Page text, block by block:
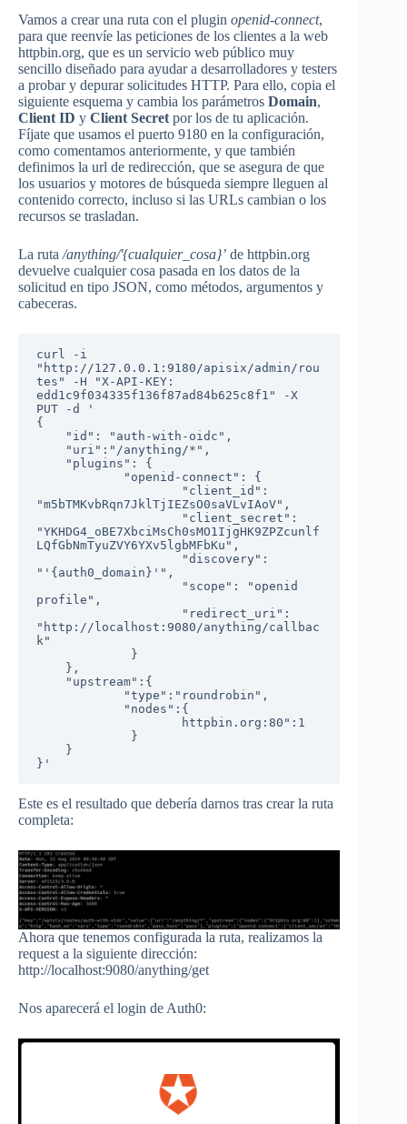
Vamos a crear una ruta con el plugin openid-connect,
para que reenvíe las peticiones de los clientes a la web
httpbin.org, que es un servicio web público muy
sencillo diseñado para ayudar a desarrolladores y testers
a probar y depurar solicitudes HTTP. Para ello, copia el
siguiente esquema y cambia los parámetros Domain,
Client ID y Client Secret por los de tu aplicación.
Fíjate que usamos el puerto 9180 en la configuración,
como comentamos anteriormente, y que también
definimos la url de redirección, que se asegura de que
los usuarios y motores de búsqueda siempre lleguen al
contenido correcto, incluso si las URLs cambian o los
recursos se trasladan.
La ruta /anything/'{cualquier_cosa}’ de httpbin.org
devuelve cualquier cosa pasada en los datos de la
solicitud en tipo JSON, como métodos, argumentos y
cabeceras.
curl -i
"http://127.0.0.1:9180/apisix/admin/rou
tes" -H "X-API-KEY:
edd1c9f034335f136f87ad84b625c8f1" -X
PUT -d '
{
"m5bTMKvbRqn7JklTjIEZsO0saVLvIAoV",
"YKHDG4_oBE7XbciMsCh0sMO1IjgHK9ZPZcunlf
LQfGbNmTyuZVY6YXv5lgbMFbKu",
"'{auth0_domain}'",
profile",
"http://localhost:9080/anything/callbac
k"
}'
Este es el resultado que debería darnos tras crear la ruta
completa:
Ahora que tenemos configurada la ruta, realizamos la
request a la siguiente dirección:
http://localhost:9080/anything/get
Nos aparecerá el login de Auth0: